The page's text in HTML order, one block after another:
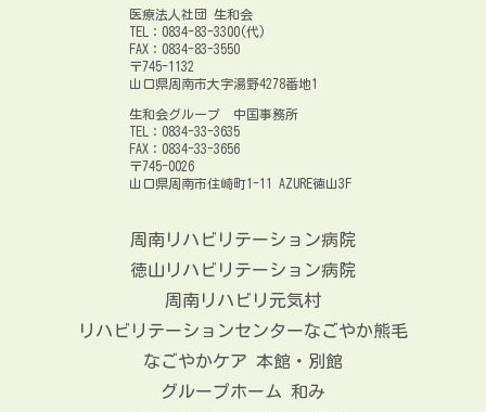
医療法人社団 生和会
TEL：0834-83-3300(代)
FAX：0834-83-3550
〒745-1132
山口県周南市大字湯野4278番地1
生和会グループ 中国事務所
TEL：0834-33-3635
FAX：0834-33-3656
〒745-0026
山口県周南市住崎町1-11 AZURE徳山3F
周南リハビリテーション病院
徳山リハビリテーション病院
周南リハビリ元気村
リハビリテーションセンターなごやか熊毛
なごやかケア 本館・別館
グループホーム 和み